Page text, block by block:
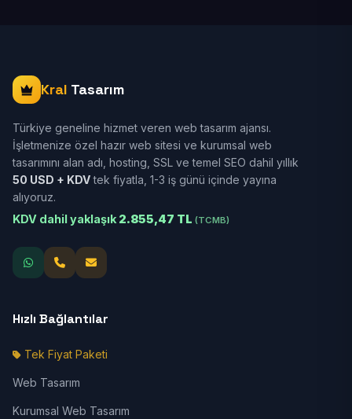
Kral Tasarım
Türkiye geneline hizmet veren web tasarım ajansı.
İşletmenize özel hazır web sitesi ve kurumsal web
tasarımını alan adı, hosting, SSL ve temel SEO dahil yıllık
50 USD + KDVtek fiyatla, 1-3 iş günü içinde yayına
alıyoruz.
KDV dahil yaklaşık 2.855,47 TL (TCMB)
Hızlı Bağlantılar
Tek Fiyat Paketi
Web Tasarım
Kurumsal Web Tasarım